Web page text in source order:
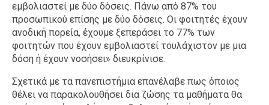
εμβολιαστεί με δύο δόσεις. Πάνω από 87% του
προσωπικού επίσης με δύο δόσεις. Οι φοιτητές έχουν
ανοδική πορεία, έχουμε ξεπεράσει το 77% των
φοιτητών που έχουν εμβολιαστεί τουλάχιστον με μια
δόση ή έχουν νοσήσει» διευκρίνισε.
Σχετικά με τα πανεπιστήμια επανέλαβε πως όποιος
θέλει να παρακολουθήσει δια ζώσης τα μαθήματα θα